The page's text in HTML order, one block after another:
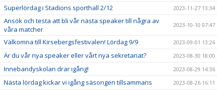
Superlördag i Stadions sporthall 2/12 2023-11-27 13:34
Ansök och testa att bli vår nästa speaker till några av
våra matcher
2023-10-10 07:47
Välkomna till Kirsebergsfestivalen! Lördag 9/9 2023-09-01 13:26
Är du vår nya speaker eller vårt nya sekretariat? 2023-08-30 18:00
Innebandyskolan drar igång! 2023-08-29 14:36
Nästa lördag kickar vi igång säsongen tillsammans 2023-08-26 16:11